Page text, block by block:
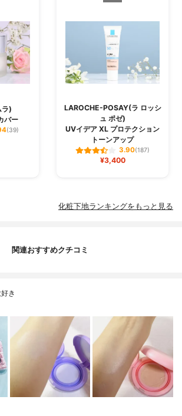
ラ)
バー
(39)
LAROCHE-POSAY(ラ ロッシ
ュ ポゼ)
UVイデア XL プロテクション
トーンアップ
3.90(187)
¥3,400
化粧下地ランキングをもっと見る
関連おすすめクチコミ
き